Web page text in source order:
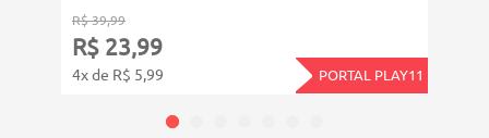
R$ 39,99
R$ 23,99
4x de R$ 5,99 PORTAL PLAY11